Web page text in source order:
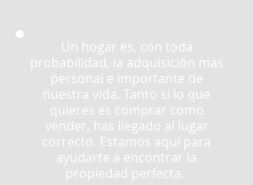
Un hogar es, con toda
probabilidad, la adquisición mas
personal e importante de
nuestra vida. Tanto si lo que
quieres es comprar como
vender, has llegado al lugar
correcto. ​Estamos aquí para
ayudarte a encontrar la
propiedad perfecta.